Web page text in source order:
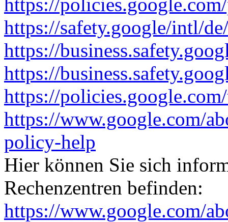
https://safety.google/intl/
https://
https://
https://
https://www.google.com/
policy-help
Hier können Sie sich
Rechenzentren befinden:
https://www.google.com/